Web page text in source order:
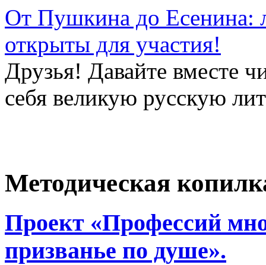
От Пушкина до Есенина:
открыты для участия!
Друзья! Давайте вместе
себя великую русскую
Методическая
Проект «Профессий
призванье по душе».